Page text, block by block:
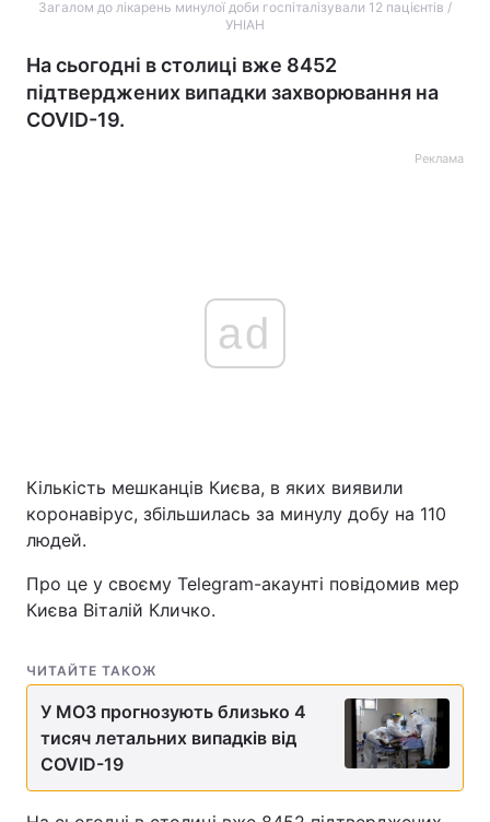
Загалом до лікарень минулої доби госпіталізували 12 пацієнтів /
УНІАН
На сьогодні в столиці вже 8452
підтверджених випадки захворювання на
COVID-19.
Реклама
ad
Кількість мешканців Києва, в яких виявили
коронавірус, збільшилась за минулу добу на 110
людей.
Про це у своєму Telegram-акаунті повідомив мер
Києва Віталій Кличко.
ЧИТАЙТЕ ТАКОЖ
У МОЗ прогнозують близько 4
тисяч летальних випадків від
COVID-19